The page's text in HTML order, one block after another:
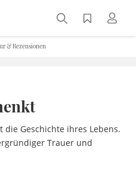
& Rezensionen
die Geschichte ihres Lebens.
Trauer und